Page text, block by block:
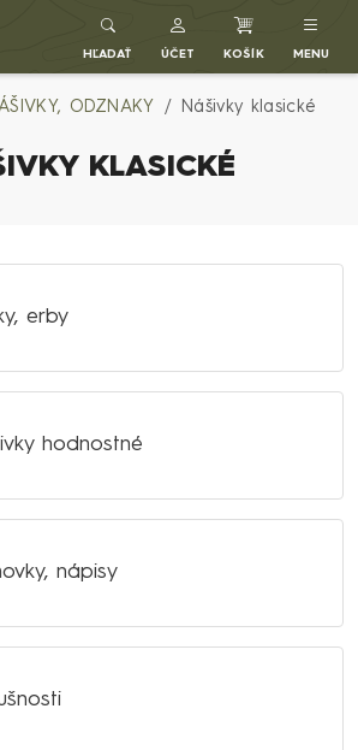
RANGE SK
HĽADAŤ ÚČET KOŠÍK MENU
ODZNAKY Nášivky klasické
KLASICKÉ
erby
hodnostné
nápisy